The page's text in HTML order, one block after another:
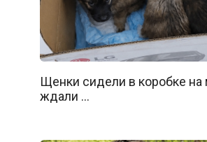
Щенки сидели в коробке на
ждали …